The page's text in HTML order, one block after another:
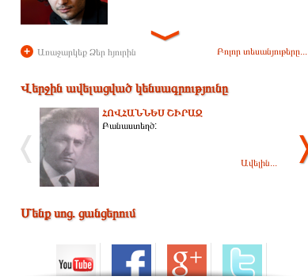
+ Առաջարկեք Ձեր հյուրին Բոլոր տեսանյութերը...
Վերջին ավելացված կենսագրությունը
ՀՈՎՀԱՆՆԵՍ ՇԻՐԱԶ
Բանաստեղծ:
Ավելին...
Մենք սոց. ցանցերում